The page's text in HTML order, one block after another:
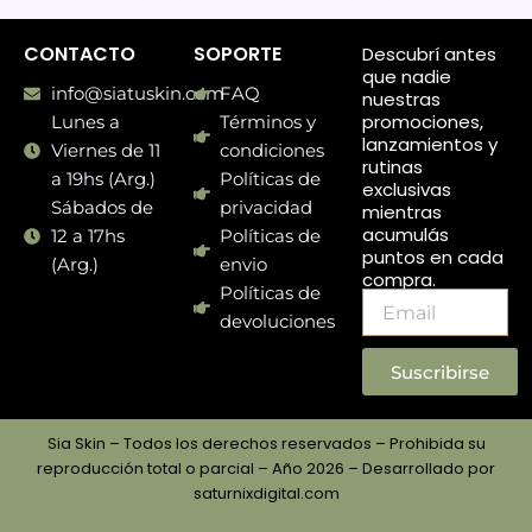
CONTACTO
info@siatuskin.com
Lunes a
Viernes de 11
a 19hs (Arg.)
Sábados de
12 a 17hs
(Arg.)
SOPORTE
FAQ
Términos y
condiciones
Políticas de
privacidad
Políticas de
envio
Políticas de
devoluciones
Descubrí antes
que nadie
nuestras
promociones,
lanzamientos y
rutinas
exclusivas
mientras
acumulás
puntos en cada
compra.
Suscribirse
Sia Skin – Todos los derechos reservados – Prohibida su
reproducción total o parcial – Año 2026 – Desarrollado por
saturnixdigital.com